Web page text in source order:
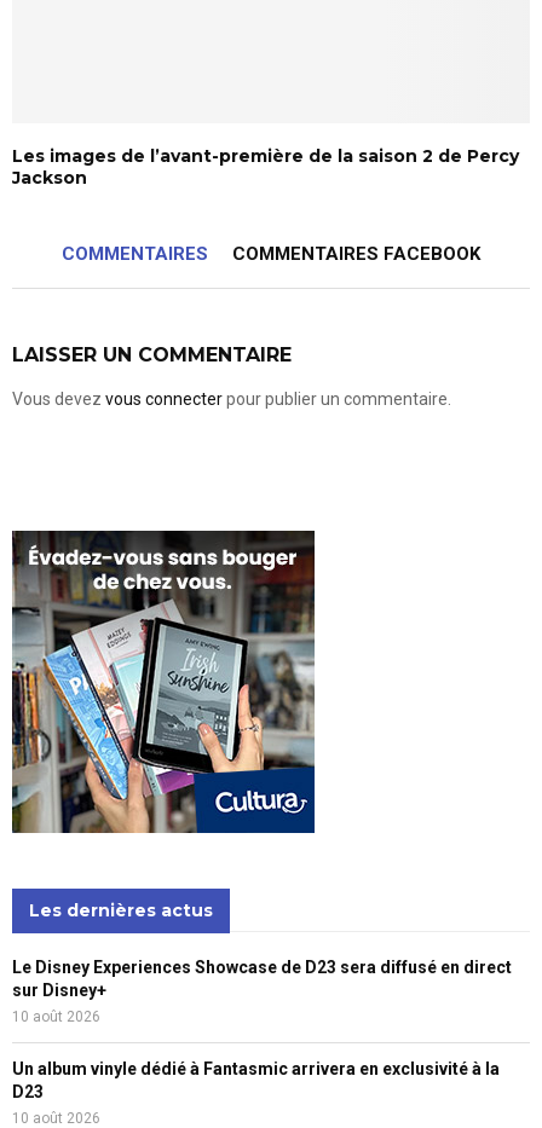
Les images de l’avant-première de la saison 2 de Percy
Jackson
COMMENTAIRES COMMENTAIRES FACEBOOK
LAISSER UN COMMENTAIRE
Vous devez vous connecterpour publier un commentaire.
Les dernières actus
Le Disney Experiences Showcase de D23 sera diffusé en direct
sur Disney+
10 août 2026
Un album vinyle dédié à Fantasmic arrivera en exclusivité à la
D23
10 août 2026